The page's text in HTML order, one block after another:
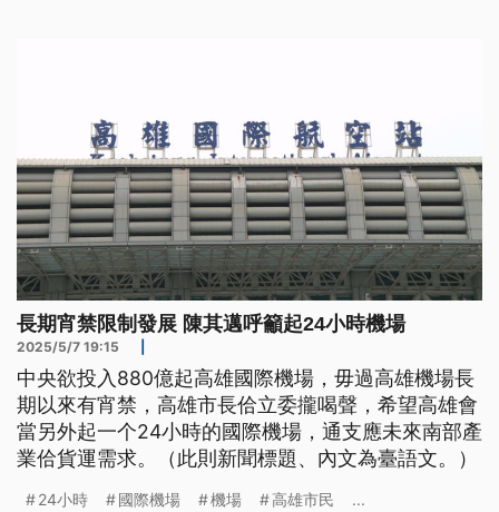
長期宵禁限制發展 陳其邁呼籲起24小時機場
2025/5/7 19:15
中央欲投入880億起高雄國際機場，毋過高雄機場長
期以來有宵禁，高雄市長佮立委攏喝聲，希望高雄會
當另外起一个24小時的國際機場，通支應未來南部產
業佮貨運需求。（此則新聞標題、內文為臺語文。）
24小時 國際機場 機場 高雄市民 ...